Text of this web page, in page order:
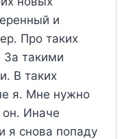
и
Про таких
За такими
В таких
я. Мне нужно
он. Иначе
я снова попаду